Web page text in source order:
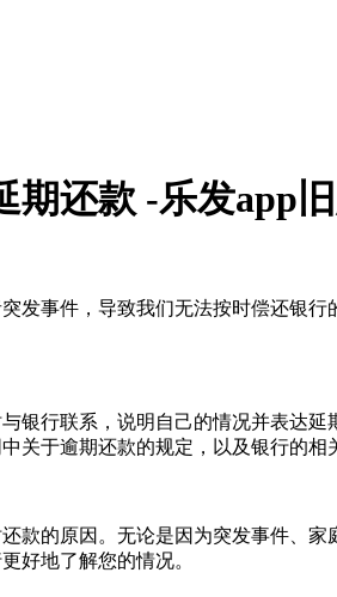
期还款 -乐发app
发事件，导致我们无法按时偿还银
银行联系，说明自己的情况并表达
关于逾期还款的规定，以及银行的相
款的原因。无论是因为突发事件、
好地了解您的情况。